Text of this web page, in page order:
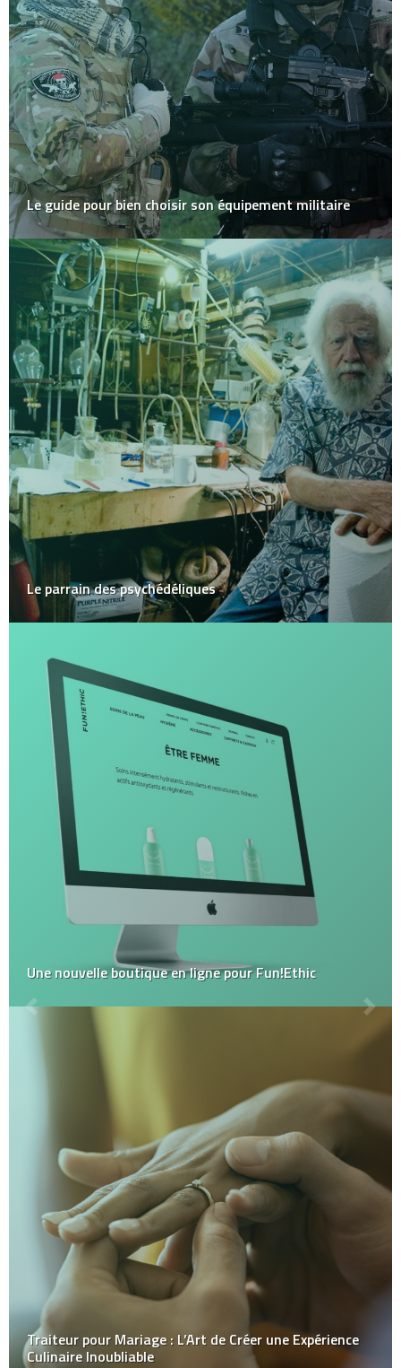
Le guide pour bien choisir son équipement militaire
Le parrain des psychédéliques
Une nouvelle boutique en ligne pour Fun!Ethic
Traiteur pour Mariage : L’Art de Créer une Expérience
Culinaire Inoubliable